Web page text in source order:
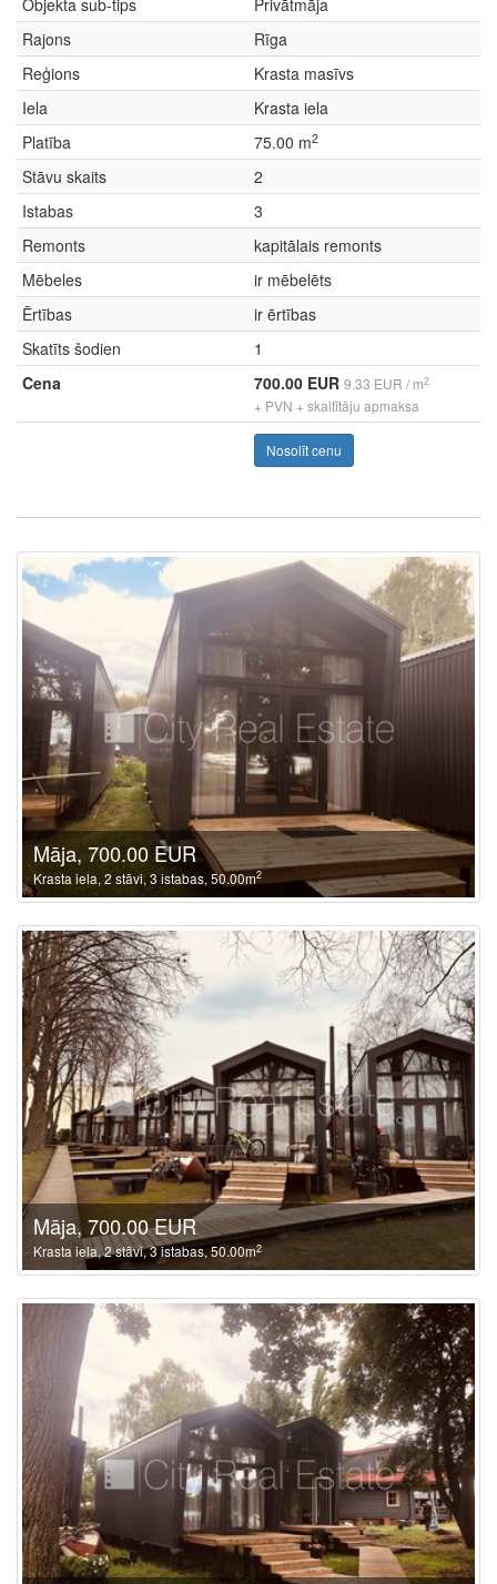
Objekta sub-tips
Privātmāja
Rajons
Rīga
Reģions
Krasta masīvs
Iela
Krasta iela
Platība
75.00 m2
Stāvu skaits
2
Istabas
3
Remonts
kapitālais remonts
Mēbeles
ir mēbelēts
Ērtības
ir ērtības
Skatīts šodien
1
Cena
700.00 EUR 9.33 EUR / m2
+ PVN + skaitītāju apmaksa
Nosolīt cenu
Māja, 700.00 EUR
Krasta iela, 2 stāvi, 3 istabas, 50.00m2
Māja, 700.00 EUR
Krasta iela, 2 stāvi, 3 istabas, 50.00m2